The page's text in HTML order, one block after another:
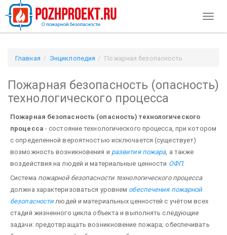
Главная Энциклопедия
Пожарная безопасность
Пожарная безопасность (опасность)
технологического процесса
Пожарная безопасность (опасность) технологического
процесса - состояние технологического процесса, при котором
с определенной вероятностью исключается (существует)
возможность возникновения и развития пожара, а также
воздействия на людей и материальные ценности ОФП.
Система пожарной безопасности технологического процесса
должна характеризоваться уровнем обеспечения пожарной
безопасностилюдей и материальных ценностей с учётом всех
стадий жизненного цикла объекта и выполнять следующие
задачи: предотвращать возникновение пожара; обеспечивать